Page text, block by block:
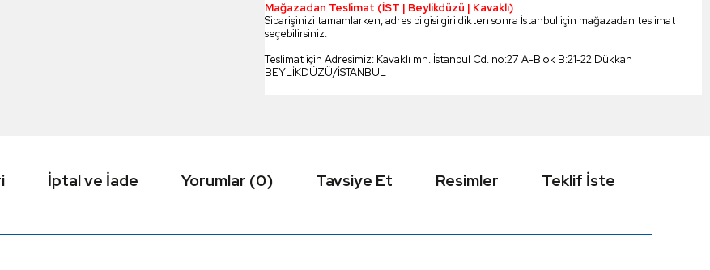
Mağazadan Teslimat (İST | Beylikdüzü | Kavaklı)
Siparişinizi tamamlarken, adres bilgisi girildikten sonra İstanbul için mağazadan teslimat
seçebilirsiniz.
Teslimat için Adresimiz: Kavaklı mh. İstanbul Cd. no:27 A-Blok B:21-22 Dükkan
BEYLİKDÜZÜ/İSTANBUL
İptal ve İade Yorumlar (0) Tavsiye Et Resimler Teklif İste